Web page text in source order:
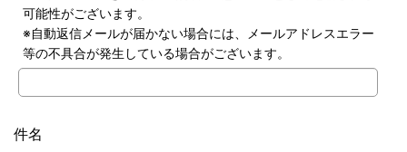
可能性がございます。
※自動返信メールが届かない場合には、メールアドレスエラー
等の不具合が発生している場合がございます。
件名